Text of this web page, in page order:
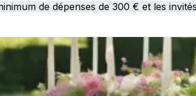
de dépenses de 300 € et les